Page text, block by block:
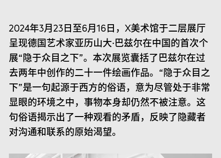
2024年3月23日至6月16日，X美术馆于二层展厅
呈现德国艺术家亚历山大·巴兹尔在中国的首次个
展“隐于众目之下”。本次展览囊括了巴兹尔在过
去两年中创作的二十一件绘画作品。“隐于众目之
下”是一句起源于西方的俗语，意为尽管处于非常
显眼的环境之中，事物本身却仍然不被注意。这
句俗语揭示出了一种观看的矛盾，反映了隐藏者
对沟通和联系的原始渴望。